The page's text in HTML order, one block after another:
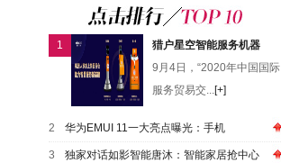
1
猎户星空智能服务机器
9月4日，“2020年中国国际
服务贸易交...[+]
2 华为EMUI 11一大亮点曝光：手机
3 独家对话如影智能唐沐：智能家居抢中心